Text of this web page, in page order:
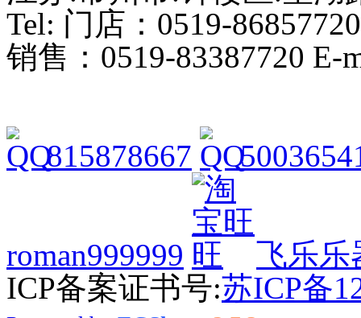
Tel: 门店：0519-86857720
销售：0519-83387720 E-
815878667
roman999999
飞乐乐
ICP备案证书号:苏ICP备